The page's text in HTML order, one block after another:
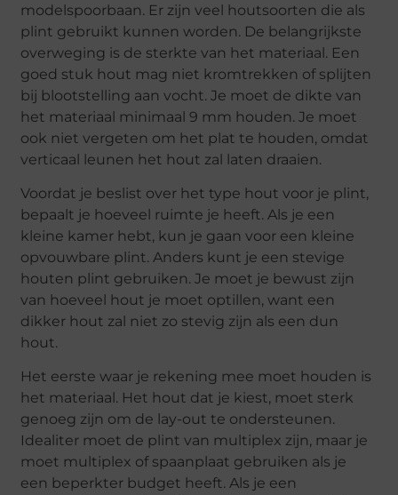
modelspoorbaan. Er zijn veel houtsoorten die als
plint gebruikt kunnen worden. De belangrijkste
overweging is de sterkte van het materiaal. Een
goed stuk hout mag niet kromtrekken of splijten
bij blootstelling aan vocht. Je moet de dikte van
het materiaal minimaal 9 mm houden. Je moet
ook niet vergeten om het plat te houden, omdat
verticaal leunen het hout zal laten draaien.
Voordat je beslist over het type hout voor je plint,
bepaalt je hoeveel ruimte je heeft. Als je een
kleine kamer hebt, kun je gaan voor een kleine
opvouwbare plint. Anders kunt je een stevige
houten plint gebruiken. Je moet je bewust zijn
van hoeveel hout je moet optillen, want een
dikker hout zal niet zo stevig zijn als een dun
hout.
Het eerste waar je rekening mee moet houden is
het materiaal. Het hout dat je kiest, moet sterk
genoeg zijn om de lay-out te ondersteunen.
Idealiter moet de plint van multiplex zijn, maar je
moet multiplex of spaanplaat gebruiken als je
een beperkter budget heeft. Als je een